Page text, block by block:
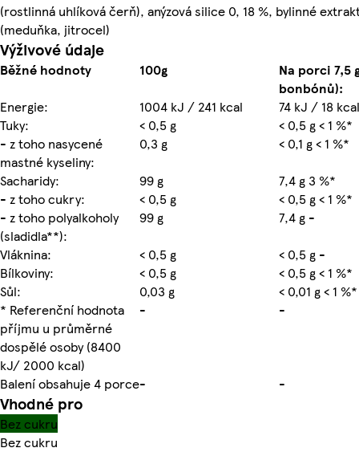
(rostlinná uhlíková čerň), anýzová silice 0, 18 %, bylinné
(meduňka, jitrocel)
Výživové údaje
Běžné hodnoty 100g
Na porci 7,5
bonbónů):
Energie:
1004 kJ / 241 kcal
74 kJ / 18
Tuky:
< 0,5 g
< 0,5 g < 1 %*
- z toho nasycené
mastné kyseliny:
0,3 g
< 0,1 g < 1 %*
Sacharidy:
99 g
7,4 g 3 %*
- z toho cukry:
< 0,5 g
< 0,5 g < 1 %*
- z toho polyalkoholy
(sladidla**):
99 g
7,4 g -
Vláknina:
< 0,5 g
< 0,5 g -
Bílkoviny:
< 0,5 g
< 0,5 g < 1 %*
Sůl:
0,03 g
< 0,01 g < 1 %*
* Referenční hodnota
příjmu u průměrné
dospělé osoby (8400
kJ/ 2000 kcal)
- -
Balení obsahuje 4 porce- -
Vhodné pro
Bez cukru
Bez cukru